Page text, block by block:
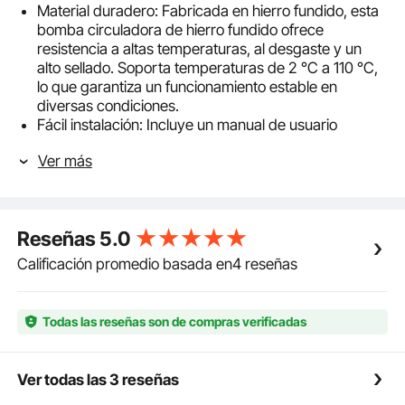
Material duradero: Fabricada en hierro fundido, esta
bomba circuladora de hierro fundido ofrece
resistencia a altas temperaturas, al desgaste y un
alto sellado. Soporta temperaturas de 2 °C a 110 °C,
lo que garantiza un funcionamiento estable en
diversas condiciones.
Fácil instalación: Incluye un manual de usuario
como conexiones y sellos. Nuestra bomba de
de equipos.
Rendimiento potente: Con un diseño de tres
velocidades, la bomba circuladora permite ajustar el
caudal máximo de 33 GPM, una elevación de 33 pies
y una potencia de 1/3 HP. Mejora considerablemente
un calentamiento rápido.
Funcionamiento silencioso y seguro: Esta bomba de
Ver más
Reseñas5.0
Calificación promedio basada en4 reseñas
Todas las reseñas son de compras verificadas
Ver todas las 3 reseñas